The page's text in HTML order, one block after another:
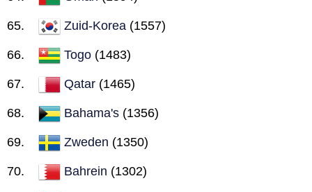
Zuid-Korea (1557)
Togo (1483)
Qatar (1465)
Bahama's (1356)
Zweden (1350)
Bahrein (1302)